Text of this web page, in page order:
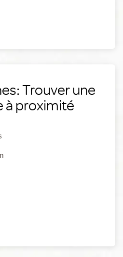
Trouver une
à proximité